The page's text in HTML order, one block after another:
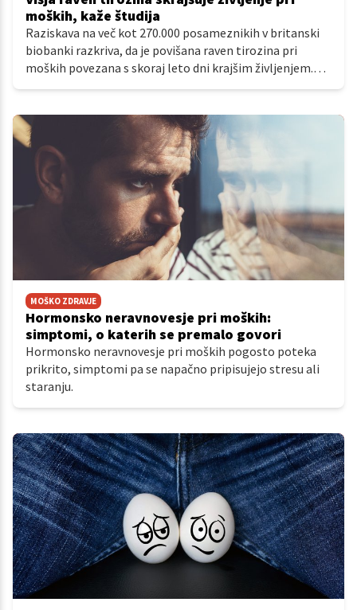
moških, kaže študija
Raziskava na več kot 270.000 posameznikih v britanski
biobanki razkriva, da je povišana raven tirozina pri
moških povezana s skoraj leto dni krajšim življenjem.
Presenetljivo pa fenilalanin ni pokazal nobene takšne
pri ženskah.
MOŠKO ZDRAVJE
Hormonsko neravnovesje pri moških:
simptomi, o katerih se premalo govori
Hormonsko neravnovesje pri moških pogosto poteka
prikrito, simptomi pa se napačno pripisujejo stresu ali
staranju.